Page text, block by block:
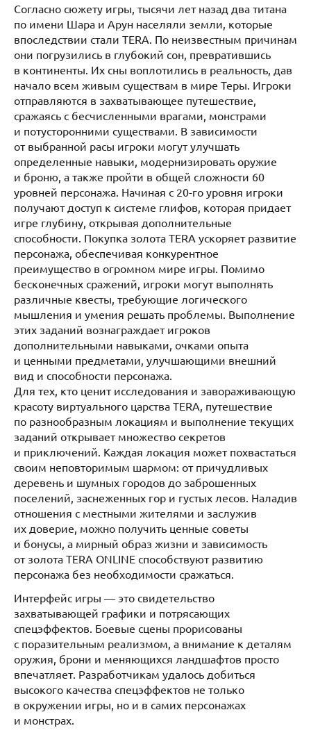
Согласно сюжету игры, тысячи лет назад два титана
по имени Шара и Арун населяли земли, которые
впоследствии стали TERA. По неизвестным причинам
они погрузились в глубокий сон, превратившись
в континенты. Их сны воплотились в реальность, дав
начало всем живым существам в мире Теры. Игроки
отправляются в захватывающее путешествие,
сражаясь с бесчисленными врагами, монстрами
и потусторонними существами. В зависимости
от выбранной расы игроки могут улучшать
определенные навыки, модернизировать оружие
и броню, а также пройти в общей сложности 60
уровней персонажа. Начиная с 20-го уровня игроки
получают доступ к системе глифов, которая придает
игре глубину, открывая дополнительные
способности. Покупка золота TERA ускоряет развитие
персонажа, обеспечивая конкурентное
преимущество в огромном мире игры. Помимо
бесконечных сражений, игроки могут выполнять
различные квесты, требующие логического
мышления и умения решать проблемы. Выполнение
этих заданий вознаграждает игроков
дополнительными навыками, очками опыта
и ценными предметами, улучшающими внешний
вид и способности персонажа.
Для тех, кто ценит исследования и завораживающую
красоту виртуального царства TERA, путешествие
по разнообразным локациям и выполнение текущих
заданий открывает множество секретов
и приключений. Каждая локация может похвастаться
своим неповторимым шармом: от причудливых
деревень и шумных городов до заброшенных
поселений, заснеженных гор и густых лесов. Наладив
отношения с местными жителями и заслужив
их доверие, можно получить ценные советы
и бонусы, а мирный образ жизни и зависимость
от золота TERA ONLINE способствуют развитию
персонажа без необходимости сражаться.
Интерфейс игры — это свидетельство
захватывающей графики и потрясающих
спецэффектов. Боевые сцены прорисованы
с поразительным реализмом, а внимание к деталям
оружия, брони и меняющихся ландшафтов просто
впечатляет. Разработчикам удалось добиться
высокого качества спецэффектов не только
в окружении игры, но и в самих персонажах
и монстрах.